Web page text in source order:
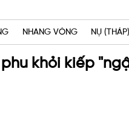
NHANG VÒNG NỤ (THÁP)
khỏi kiếp